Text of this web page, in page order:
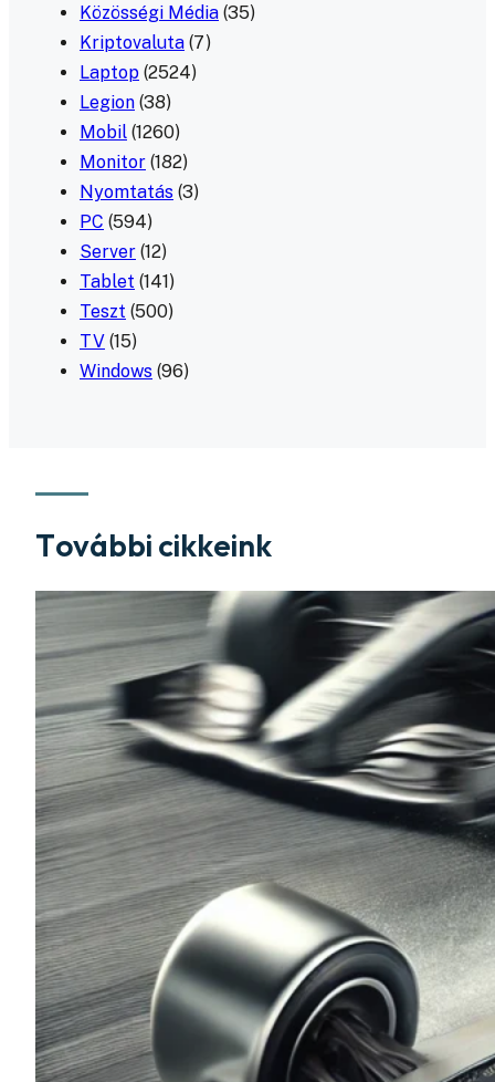
Közösségi Média (35)
Kriptovaluta (7)
Laptop (2524)
Legion (38)
Mobil (1260)
Monitor (182)
Nyomtatás (3)
PC (594)
Server (12)
Tablet (141)
Teszt (500)
TV (15)
Windows (96)
További cikkeink